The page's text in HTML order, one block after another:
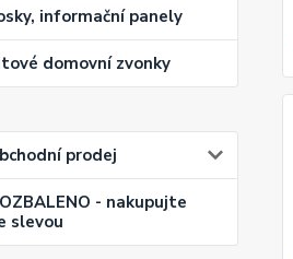
informační panely
domovní zvonky
prodej
- nakupujte
slevou